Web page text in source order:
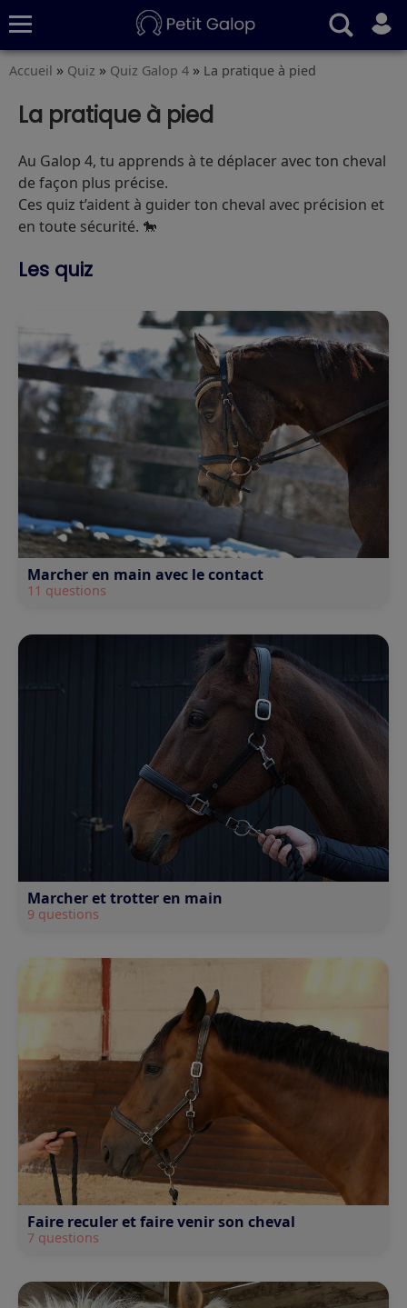
Quiz
Conseils
Fiches
S’abonner
Accueil » Quiz » Quiz Galop 4 » La pratique à pied
La pratique à pied
Au Galop 4, tu apprends à te déplacer avec ton cheval
de façon plus précise.
Ces quiz t’aident à guider ton cheval avec précision et
en toute sécurité. 🐎
Les quiz
Marcher en main avec le contact
11 questions
Marcher et trotter en main
9 questions
Faire reculer et faire venir son cheval
7 questions